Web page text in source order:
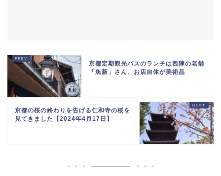
京都定期観光バスのランチは西陣の老舗
「魚新」さん、お店自体が美術品
京都の桜の終わりを告げる仁和寺の桜を
見てきました【2024年4月17日】